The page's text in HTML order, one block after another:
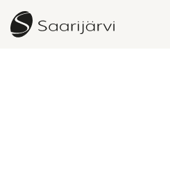
Skip to content